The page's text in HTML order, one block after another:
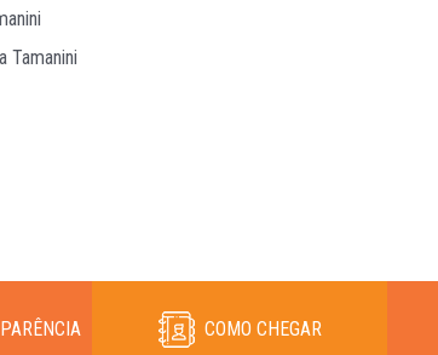
Tamanini
COMO CHEGAR